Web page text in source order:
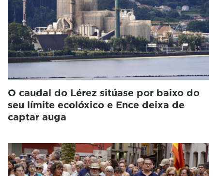
O caudal do Lérez sitúase por baixo do
seu límite ecolóxico e Ence deixa de
captar auga